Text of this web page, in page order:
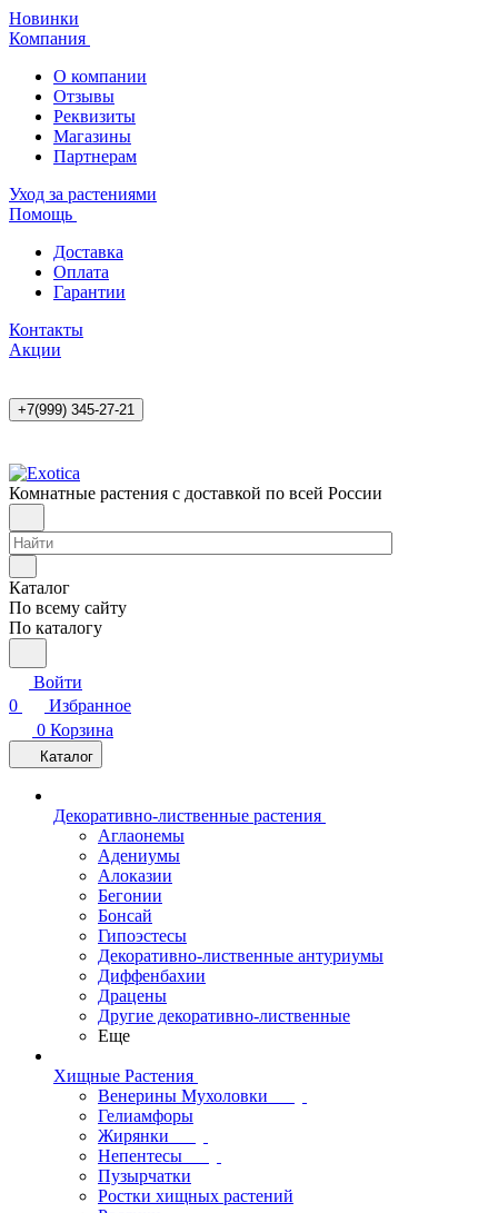
Новинки
Компания
О компании
Отзывы
Реквизиты
Магазины
Партнерам
Уход за растениями
Помощь
Доставка
Оплата
Гарантии
Контакты
Акции
+7(999) 345-27-21
Комнатные растения с доставкой по всей России
Каталог
По всему сайту
По каталогу
Войти
0
Избранное
0 Корзина
Каталог
Декоративно-лиственные растения
Аглаонемы
Адениумы
Алоказии
Бегонии
Бонсай
Гипоэстесы
Декоративно-лиственные антуриумы
Диффенбахии
Драцены
Другие декоративно-лиственные
Еще
Хищные Растения
Венерины Мухоловки
Гелиамфоры
Жирянки
Непентесы
Пузырчатки
Ростки хищных растений